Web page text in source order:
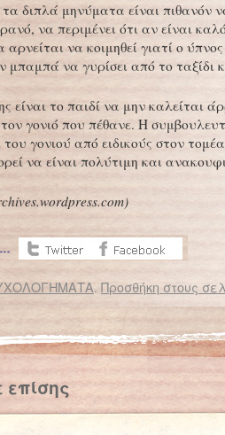
διπλά μηνύματα είναι πιθανόν
να περιμένει ότι αν είναι
να κοιμηθεί γιατί ο
μπαμπά να γυρίσει από το ταξίδι
είναι το παιδί να μην καλείται
γονιό που πέθανε. Η
γονιού από ειδικούς στον
να είναι πολύτιμη και
. Προσθήκη στους
%s
Μικρό παιδί θεραπεύεται από
επίσης